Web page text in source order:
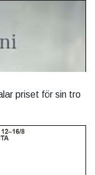
priset för sin tro